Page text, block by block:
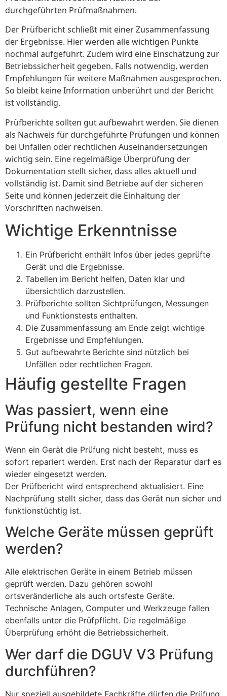
durchgeführten Prüfmaßnahmen.
Der Prüfbericht schließt mit einer Zusammenfassung
der Ergebnisse. Hier werden alle wichtigen Punkte
nochmal aufgeführt. Zudem wird eine Einschätzung zur
Betriebssicherheit gegeben. Falls notwendig, werden
Empfehlungen für weitere Maßnahmen ausgesprochen.
So bleibt keine Information unberührt und der Bericht
ist vollständig.
Prüfberichte sollten gut aufbewahrt werden. Sie dienen
als Nachweis für durchgeführte Prüfungen und können
bei Unfällen oder rechtlichen Auseinandersetzungen
wichtig sein. Eine regelmäßige Überprüfung der
Dokumentation stellt sicher, dass alles aktuell und
vollständig ist. Damit sind Betriebe auf der sicheren
Seite und können jederzeit die Einhaltung der
Vorschriften nachweisen.
Wichtige Erkenntnisse
Ein Prüfbericht enthält Infos über jedes geprüfte
Gerät und die Ergebnisse.
Tabellen im Bericht helfen, Daten klar und
übersichtlich darzustellen.
Prüfberichte sollten Sichtprüfungen, Messungen
und Funktionstests enthalten.
Die Zusammenfassung am Ende zeigt wichtige
Ergebnisse und Empfehlungen.
Gut aufbewahrte Berichte sind nützlich bei
Unfällen oder rechtlichen Fragen.
Häufig gestellte Fragen
Was passiert, wenn eine
Prüfung nicht bestanden wird?
Wenn ein Gerät die Prüfung nicht besteht, muss es
sofort repariert werden. Erst nach der Reparatur darf es
wieder eingesetzt werden.
Der Prüfbericht wird entsprechend aktualisiert. Eine
Nachprüfung stellt sicher, dass das Gerät nun sicher und
funktionstüchtig ist.
Welche Geräte müssen geprüft
werden?
Alle elektrischen Geräte in einem Betrieb müssen
geprüft werden. Dazu gehören sowohl
ortsveränderliche als auch ortsfeste Geräte.
Technische Anlagen, Computer und Werkzeuge fallen
ebenfalls unter die Prüfpflicht. Die regelmäßige
Überprüfung erhöht die Betriebssicherheit.
Wer darf die DGUV V3 Prüfung
durchführen?
Nur speziell ausgebildete Fachkräfte dürfen die Prüfung